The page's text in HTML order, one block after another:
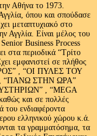
Αθήνα το 1973.
όπου και σπούδασε
μεταπτυχιακό στο
Αγγλία. Είναι μέλος του
Business Process
στα περιοδικά “Τρίτο
εμφανιστεί σε πλήθος
, “ΟΙ ΠΥΛΕΣ ΤΟΥ
“ΠΑΝΩ ΣΤΗΝ ΩΡΑ”
, “MEGA
και σε πολλές
του ενδιαφέροντα
ελληνικού χώρου κ.ά.
τα γραμματόσημα, τα